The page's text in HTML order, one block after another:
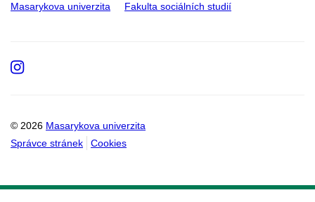
Masarykova univerzita Fakulta sociálních studií
© 2026 Masarykova univerzita
Správce stránek
Cookies
Instagram